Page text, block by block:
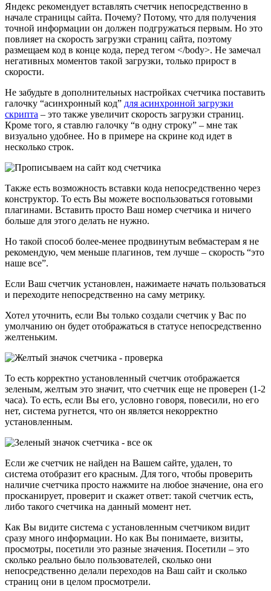
Яндекс рекомендует вставлять счетчик непосредственно в
начале страницы сайта. Почему? Потому, что для получения
точной информации он должен подгружаться первым. Но это
повлияет на скорость загрузки страниц сайта, поэтому
размещаем код в конце кода, перед тегом </body>. Не замечал
негативных моментов такой загрузки, только прирост в
скорости.
Не забудьте в дополнительных настройках счетчика поставить
галочку “асинхронный код” для асинхронной загрузки
скрипта – это также увеличит скорость загрузки страниц.
Кроме того, я ставлю галочку “в одну строку” – мне так
визуально удобнее. Но в примере на скрине код идет в
несколько строк.
Также есть возможность вставки кода непосредственно через
конструктор. То есть Вы можете воспользоваться готовыми
плагинами. Вставить просто Ваш номер счетчика и ничего
больше для этого делать не нужно.
Но такой способ более-менее продвинутым вебмастерам я не
рекомендую, чем меньше плагинов, тем лучше – скорость “это
наше все”.
Если Ваш счетчик установлен, нажимаете начать пользоваться
и переходите непосредственно на саму метрику.
Хотел уточнить, если Вы только создали счетчик у Вас по
умолчанию он будет отображаться в статусе непосредственно
желтеньким.
То есть корректно установленный счетчик отображается
зеленым, желтым это значит, что счетчик еще не проверен (1-2
часа). То есть, если Вы его, условно говоря, повесили, но его
нет, система ругнется, что он является некорректно
установленным.
Если же счетчик не найден на Вашем сайте, удален, то
система отобразит его красным. Для того, чтобы проверить
наличие счетчика просто нажмите на любое значение, она его
просканирует, проверит и скажет ответ: такой счетчик есть,
либо такого счетчика на данный момент нет.
Как Вы видите система с установленным счетчиком видит
сразу много информации. Но как Вы понимаете, визиты,
просмотры, посетили это разные значения. Посетили – это
сколько реально было пользователей, сколько они
непосредственно делали переходов на Ваш сайт и сколько
страниц они в целом просмотрели.